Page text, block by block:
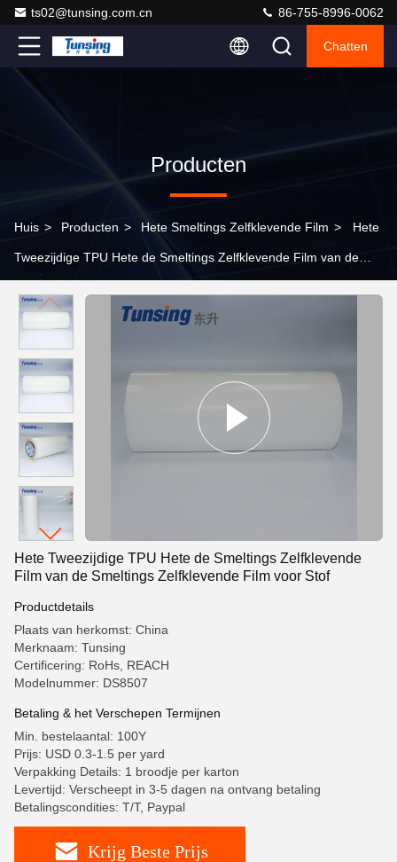
ts02@tunsing.com.cn 86-755-8996-0062
Chatten
Producten
Huis > Producten > Hete Smeltings Zelfklevende Film > Hete
Tweezijdige TPU Hete de Smeltings Zelfklevende Film van de
Hete Tweezijdige TPU Hete de Smeltings Zelfklevende
Film van de Smeltings Zelfklevende Film voor Stof
Productdetails
Plaats van herkomst: China
Merknaam: Tunsing
Certificering: RoHs, REACH
Modelnummer: DS8507
Betaling & het Verschepen Termijnen
Min. bestelaantal: 100Y
Prijs: USD 0.3-1.5 per yard
Verpakking Details: 1 broodje per karton
Levertijd: Verscheept in 3-5 dagen na ontvang betaling
Betalingscondities: T/T, Paypal
Krijg Beste Prijs